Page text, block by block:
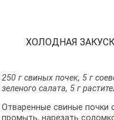
ХОЛОДНАЯ
250 г свиных почек, 5 г
зеленого салата, 5 г
Отваренные свиные почки
промыть, нарезать